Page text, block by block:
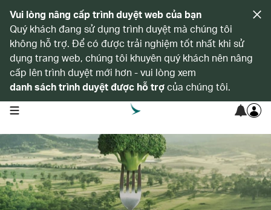
Vui lòng nâng cấp trình duyệt web của bạn
Quý khách đang sử dụng trình duyệt mà chúng tôi
không hỗ trợ. Để có được trải nghiệm tốt nhất khi sử
dụng trang web, chúng tôi khuyên quý khách nên nâng
cấp lên trình duyệt mới hơn - vui lòng xem
danh sách trình duyệt được hỗ trợcủa chúng tôi.
open navigation menu